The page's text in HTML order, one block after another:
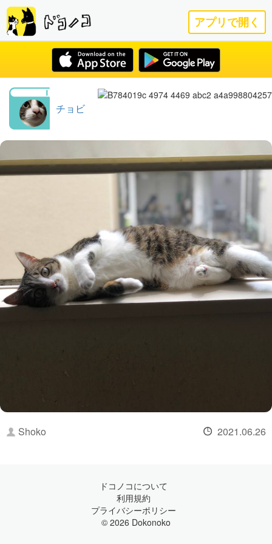
アプリで開く
チョビ
Shoko 2021.06.26
ドコノコについて
利用規約
プライバシーポリシー
© 2026 Dokonoko